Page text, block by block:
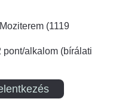
(1119
pont/alkalom (bírálati